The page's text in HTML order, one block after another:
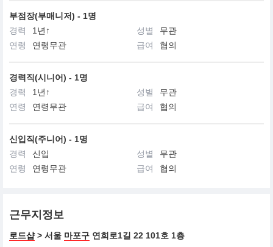
부점장(부매니저) - 1명
경력
1년↑ 성별
무관
연령
연령무관 급여 협의
경력직(시니어) - 1명
경력
1년↑ 성별
무관
연령
연령무관 급여 협의
신입직(주니어) - 1명
경력
신입 성별
무관
연령
연령무관 급여 협의
근무지정보
로드샵> 서울 마포구 연희로1길 22 101호 1층